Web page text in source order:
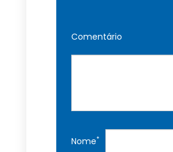
Comentário
Nome*